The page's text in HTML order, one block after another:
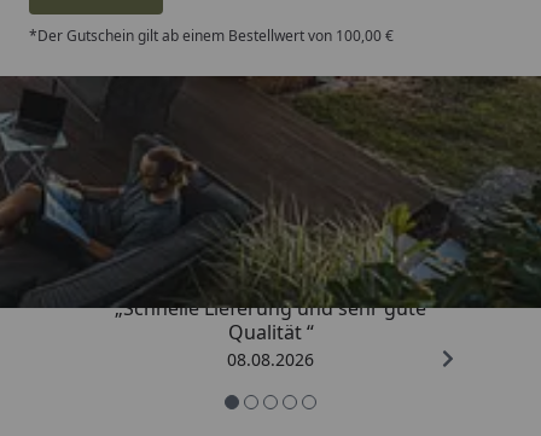
*Der Gutschein gilt ab einem Bestellwert von 100,00 €
Trusted Shops
4,81/ 5
„Schnelle Lieferung und sehr gute
Qualität “
08.08.2026